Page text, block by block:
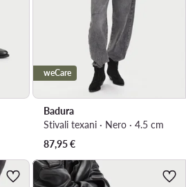
weCare
Badura
Stivali texani · Nero · 4.5 cm
87,95€